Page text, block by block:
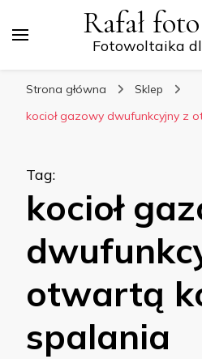
Rafał
Fotowoltaika
Strona główna
Sklep
kocioł gazowy dwufunkcyjny z
Tag:
kocioł
otwartą
spalania